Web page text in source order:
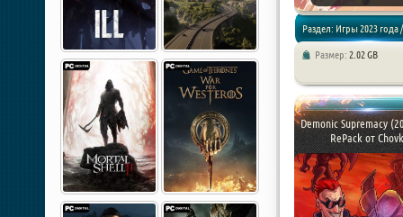
Раздел: Игры 2023 года /
Размер: 2.02 GB
Demonic Supremacy
RePack от